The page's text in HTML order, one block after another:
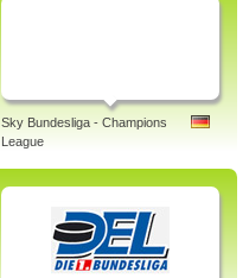
Sky Bundesliga - Champions
League